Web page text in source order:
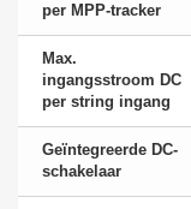
per MPP-tracker
Max.
ingangsstroom DC
per string ingang
Geïntegreerde DC-
schakelaar